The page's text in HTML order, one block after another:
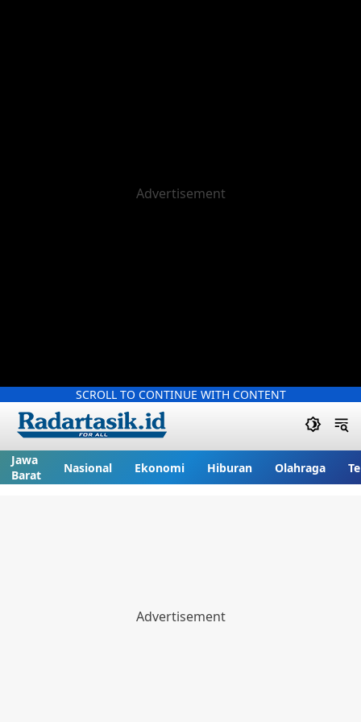
SCROLL TO CONTINUE WITH CONTENT
Jawa
Barat
Nasional Ekonomi Hiburan Olahraga